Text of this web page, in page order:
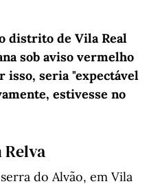
distrito de Vila Real
sob aviso vermelho
isso, seria "expectável
estivesse no
do Alvão, em Vila